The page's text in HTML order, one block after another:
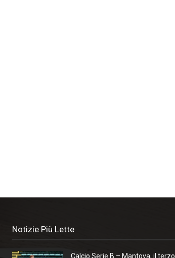
Notizie Più Lette
Calcio Serie B – Mantova, il terzo